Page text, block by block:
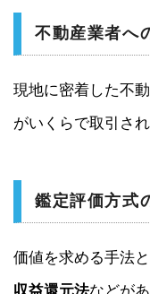
不動産業者へ
現地に密着した不
がいくらで取引さ
鑑定評価方式
価値を求める手法と